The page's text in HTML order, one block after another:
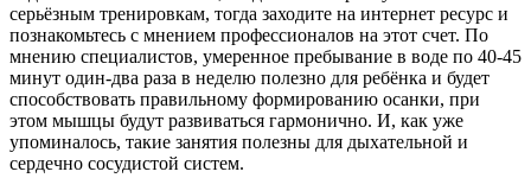
серьёзным тренировкам, тогда заходите на интернет ресурс и
познакомьтесь с мнением профессионалов на этот счет. По
мнению специалистов, умеренное пребывание в воде по 40-45
минут один-два раза в неделю полезно для ребёнка и будет
способствовать правильному формированию осанки, при
этом мышцы будут развиваться гармонично. И, как уже
упоминалось, такие занятия полезны для дыхательной и
сердечно сосудистой систем.